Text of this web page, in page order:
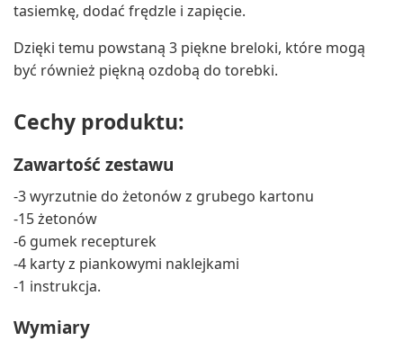
tasiemkę, dodać frędzle i zapięcie.
Dzięki temu powstaną 3 piękne breloki, które mogą
być również piękną ozdobą do torebki.
Cechy produktu:
Zawartość zestawu
-3 wyrzutnie do żetonów z grubego kartonu
-15 żetonów
-6 gumek recepturek
-4 karty z piankowymi naklejkami
-1 instrukcja.
Wymiary